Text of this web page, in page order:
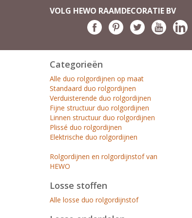
VOLG HEWO RAAMDECORATIE BV
Categorieën
Alle duo rolgordijnen op maat
Standaard duo rolgordijnen
Verduisterende duo rolgordijnen
Fijne structuur duo rolgordijnen
Linnen structuur duo rolgordijnen
Plissé duo rolgordijnen
Elektrische duo rolgordijnen
Rolgordijnen en rolgordijnstof van
HEWO
Losse stoffen
Alle losse duo rolgordijnstof